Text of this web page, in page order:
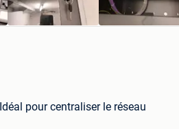
pour centraliser le réseau